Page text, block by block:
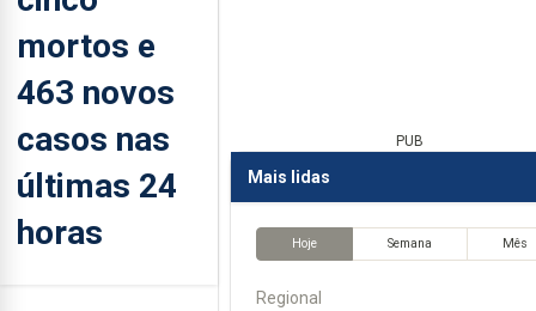
mortos e
463 novos
casos nas
últimas 24
horas
PUB
Mais lidas
Hoje Semana Mês
Regional